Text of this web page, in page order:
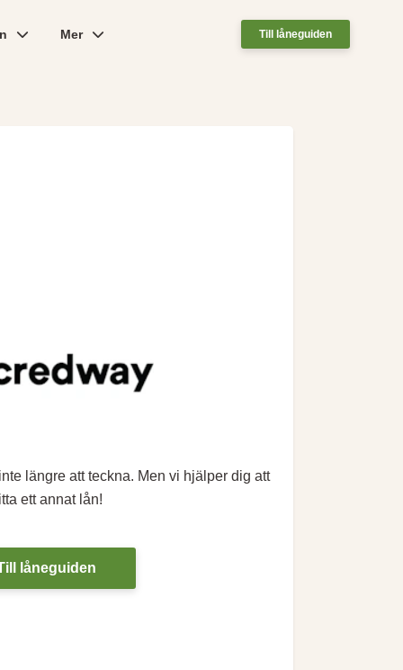
Mer Till låneguiden
längre att teckna. Men vi hjälper dig att
ett annat lån!
låneguiden